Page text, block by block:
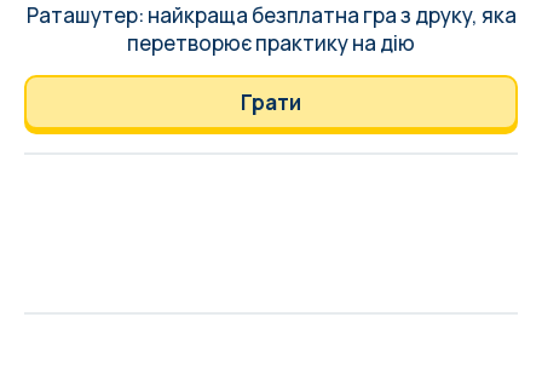
Раташутер: найкраща безплатна гра з друку, яка
перетворює практику на дію
Грати